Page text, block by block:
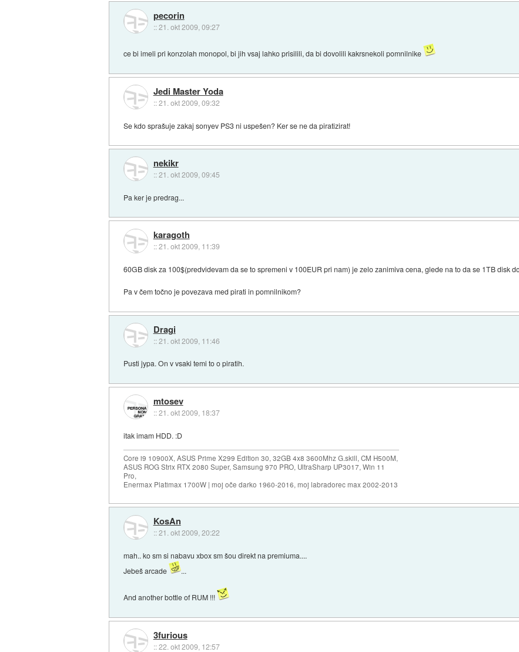
pecorin
::21. okt 2009, 09:27
ce bi imeli pri konzolah monopol, bi jih vsaj lahko prisilili, da bi dovolili kakrsnekoli pomnilnike
Jedi Master Yoda
::21. okt 2009, 09:32
Se kdo sprašuje zakaj sonyev PS3 ni uspešen? Ker se ne da piratizirat!
nekikr
::21. okt 2009, 09:45
Pa ker je predrag...
karagoth
::21. okt 2009, 11:39
60GB disk za 100$(predvidevam da se to spremeni v 100EUR pri nam) je zelo zanimiva cena, glede na to da se 1TB disk
Pa v čem točno je povezava med pirati in pomnilnikom?
Dragi
::21. okt 2009, 11:46
Pusti jypa. On v vsaki temi to o piratih.
mtosev
::21. okt 2009, 18:37
itak imam HDD. :D
Core i9 10900X, ASUS Prime X299 Edition 30, 32GB 4x8 3600Mhz G.skill, CM H500M,
ASUS ROG Strix RTX 2080 Super, Samsung 970 PRO, UltraSharp UP3017, Win 11
Pro,
Enermax Platimax 1700W | moj oče darko 1960-2016, moj labradorec max 2002-2013
KosAn
::21. okt 2009, 20:22
mah.. ko sm si nabavu xbox sm šou direkt na premiuma....
Jebeš arcade
...
And another bottle of RUM !!!
3furious
::22. okt 2009, 12:57